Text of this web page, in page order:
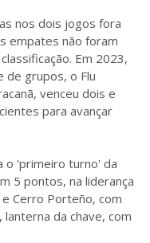
nos dois jogos fora
empates não foram
Em 2023,
de grupos, o Flu
venceu dois e
para avançar
o 'primeiro turno' da
5 pontos, na liderança
Cerro Porteño, com
da chave, com